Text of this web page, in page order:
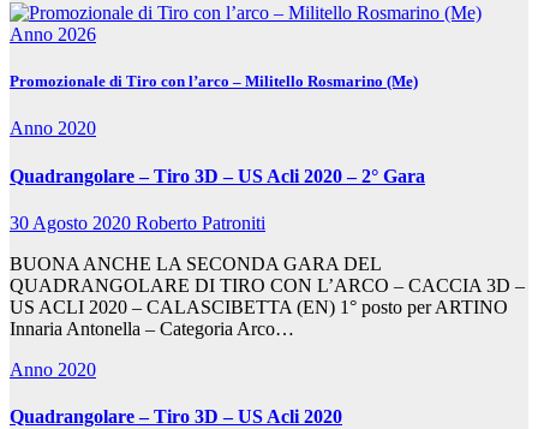
Anno 2026
Promozionale di Tiro con l’arco – Militello Rosmarino (Me)
Anno 2020
Quadrangolare – Tiro 3D – US Acli 2020 – 2° Gara
30 Agosto 2020 Roberto Patroniti
BUONA ANCHE LA SECONDA GARA DEL
QUADRANGOLARE DI TIRO CON L’ARCO – CACCIA 3D –
US ACLI 2020 – CALASCIBETTA (EN) 1° posto per ARTINO
Innaria Antonella – Categoria Arco…
Anno 2020
Quadrangolare – Tiro 3D – US Acli 2020